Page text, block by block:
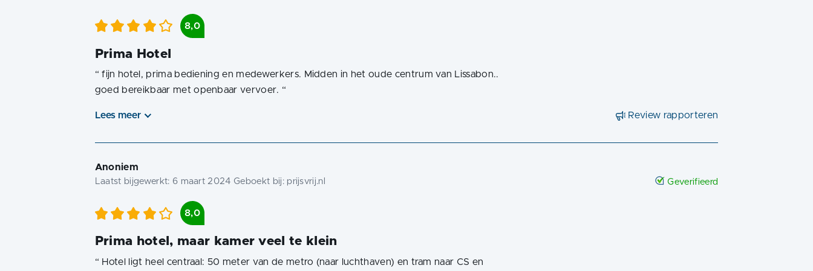
8,0
Prima Hotel
“fijn hotel, prima bediening en medewerkers. Midden in het oude centrum van Lissabon..
goed bereikbaar met openbaar vervoer. “
Lees meer Review rapporteren
Anoniem
Laatst bijgewerkt: 6 maart 2024 Geboekt bij: prijsvrij.nl Geverifieerd
8,0
Prima hotel, maar kamer veel te klein
“ Hotel ligt heel centraal: 50 meter van de metro (naar luchthaven) en tram naar CS en